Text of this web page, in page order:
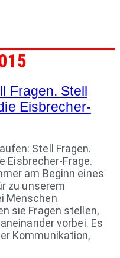
Fragen. Stell
Eisbrecher-
Stell Fragen.
Eisbrecher-Frage.
am Beginn eines
zu unserem
Menschen
sie Fragen stellen,
vorbei. Es
Kommunikation,